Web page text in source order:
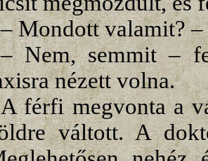
– Mondott valamit?
– Nem, semmit –
nézett volna.
A férfi megvonta a
váltott. A